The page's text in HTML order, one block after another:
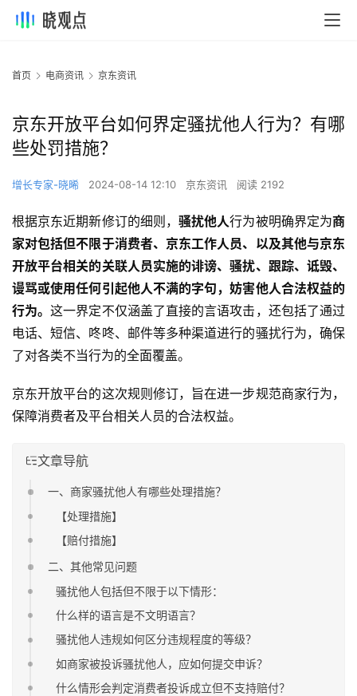
首页 电商资讯 京东资讯
京东开放平台如何界定骚扰他人行为？有哪
些处罚措施？
增长专家-晓晞 2024-08-14 12:10 京东资讯 阅读 2192
根据京东近期新修订的细则，骚扰他人行为被明确界定为商
家对包括但不限于消费者、京东工作人员、以及其他与京东
开放平台相关的关联人员实施的诽谤、骚扰、跟踪、诋毁、
谩骂或使用任何引起他人不满的字句，妨害他人合法权益的
行为。这一界定不仅涵盖了直接的言语攻击，还包括了通过
电话、短信、咚咚、邮件等多种渠道进行的骚扰行为，确保
了对各类不当行为的全面覆盖。
京东开放平台的这次规则修订，旨在进一步规范商家行为，
保障消费者及平台相关人员的合法权益。
文章导航
一、商家骚扰他人有哪些处理措施？
【处理措施】
【赔付措施】
二、其他常见问题
骚扰他人包括但不限于以下情形：
什么样的语言是不文明语言？
骚扰他人违规如何区分违规程度的等级？
如商家被投诉骚扰他人，应如何提交申诉？
什么情形会判定消费者投诉成立但不支持赔付？